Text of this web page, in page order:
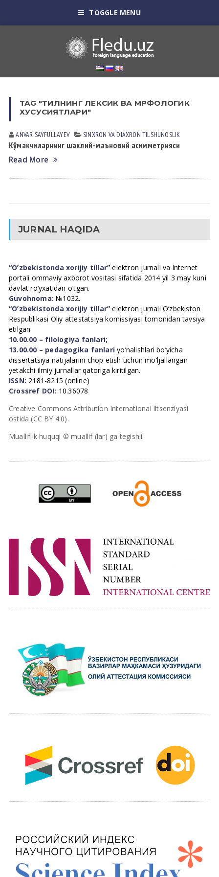
TOGGLE MENU
TAG "ТИЛНИНГ ЛЕКСИК ВА МРФОЛОГИК
ХУСУСИЯТЛАРИ"
ANVAR SAYFULLAYEV SINXRON VА DIАXRON TILSHUNOSLIK
Кўмакчиларнинг шаклий-маъновий асимметрияси
Read More
JURNAL HAQIDA
“O’zbekistonda xorijiy tillar” elektron jurnali va internet
portali ommaviy axborot vositasi sifatida 2014 yil 3 may kuni
davlat ro’yxatidan o’tgan.
Guvohnoma: №1032.
“O’zbekistonda xorijiy tillar” elektron jurnali O’zbekiston
Respublikasi Oliy attestatsiya komissiyasi tomonidan tavsiya
etilgan
10.00.00 – filologiya fanlari;
13.00.00 – pedagogika fanlari yo’nalishlari bo’yicha
dissertatsiya natijalarini chop etish uchun mo’ljallangan
yetakchi ilmiy jurnallar qatoriga kiritilgan.
ISSN: 2181-8215 (online)
Crossref DOI: 10.36078
Creative Commons Attribution International litsenziyasi
ostida (CC BY 4.0).
Mualliflik huquqi © muallif (lar) ga tegishli.